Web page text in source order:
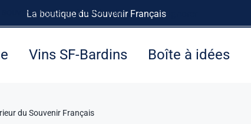
La boutique du Souvenir Français
SOUVENIR FRANÇAISà tout de suite.
Vins SF-Bardins Boîte à idées
du Souvenir Français